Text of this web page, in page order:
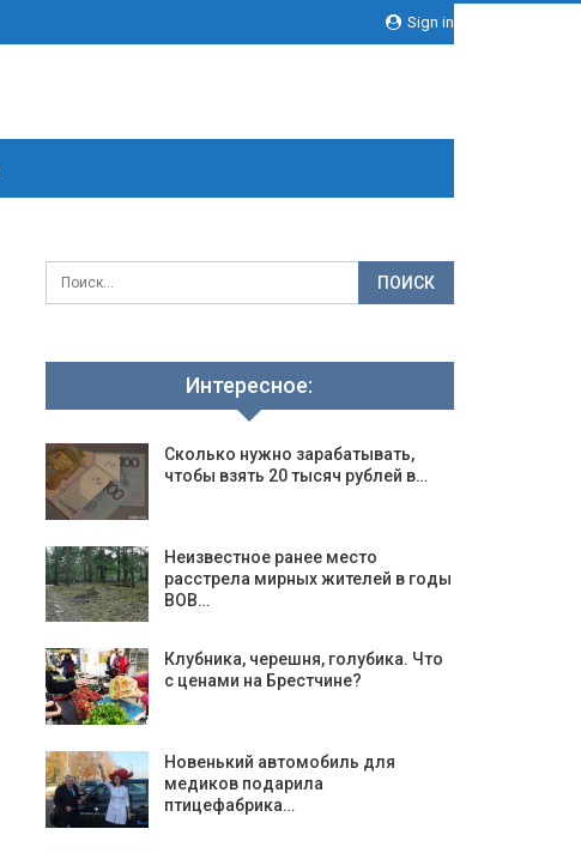
Sign in
Интересное:
Сколько нужно зарабатывать,
чтобы взять 20 тысяч рублей в…
Неизвестное ранее место
расстрела мирных жителей в годы
ВОВ…
Клубника, черешня, голубика. Что
с ценами на Брестчине?
Новенький автомобиль для
медиков подарила
птицефабрика…